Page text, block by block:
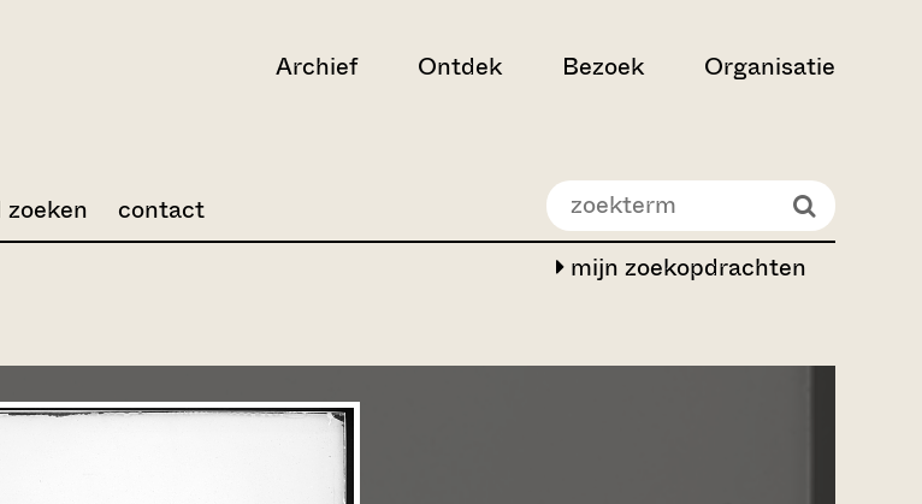
Archief Ontdek Bezoek Organisatie
mijn zoekopdrachten
contact